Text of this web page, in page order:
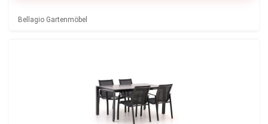
Bellagio Gartenmöbel